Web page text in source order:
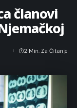
članovi
2 Min. Za Čitanje